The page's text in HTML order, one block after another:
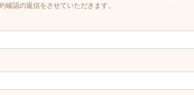
確認の返信をさせていただきます。